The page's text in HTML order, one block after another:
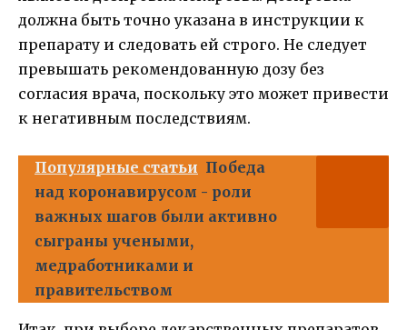
должна быть точно указана в инструкции к
препарату и следовать ей строго. Не следует
превышать рекомендованную дозу без
согласия врача, поскольку это может привести
к негативным последствиям.
Популярные статьи Победа
над коронавирусом - роли
важных шагов были активно
сыграны учеными,
медработниками и
правительством